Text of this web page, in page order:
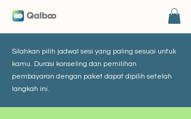
Silahkan pilih jadwal sesi yang paling sesuai untuk
kamu. Durasi konseling dan pemilihan
pembayaran dengan paket dapat dipilih setelah
langkah ini.